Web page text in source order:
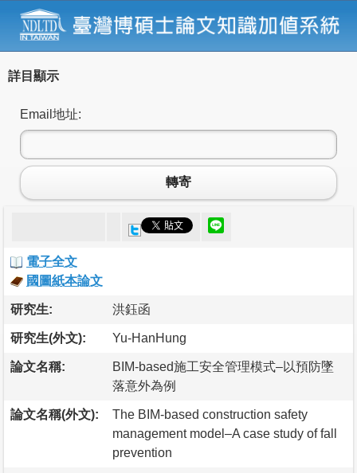
詳目顯示
Email地址:
轉寄
電子全文
國圖紙本論文
研究生: 洪鈺函
研究生(外文): Yu-HanHung
論文名稱:
BIM-based施工安全管理模式–以預防墜
落意外為例
論文名稱(外文):
The BIM-based construction safety
management model–A case study of fall
prevention